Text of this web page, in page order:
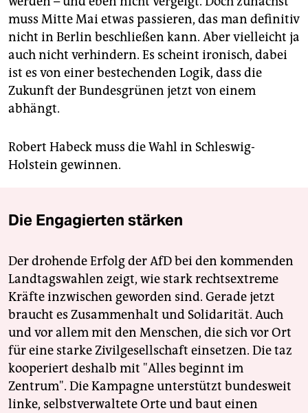
muss Mitte Mai etwas passieren, das man definitiv
nicht in Berlin beschließen kann. Aber vielleicht ja
auch nicht verhindern. Es scheint ironisch, dabei
ist es von einer bestechenden Logik, dass die
Zukunft der Bundesgrünen jetzt von einem
abhängt.
Robert Habeck muss die Wahl in Schleswig-
Holstein gewinnen.
Die Engagierten stärken
Der drohende Erfolg der AfD bei den kommenden
Landtagswahlen zeigt, wie stark rechtsextreme
Kräfte inzwischen geworden sind. Gerade jetzt
braucht es Zusammenhalt und Solidarität. Auch
und vor allem mit den Menschen, die sich vor Ort
für eine starke Zivilgesellschaft einsetzen. Die taz
kooperiert deshalb mit "Alles beginnt im
Zentrum". Die Kampagne unterstützt bundesweit
linke, selbstverwaltete Orte und baut einen